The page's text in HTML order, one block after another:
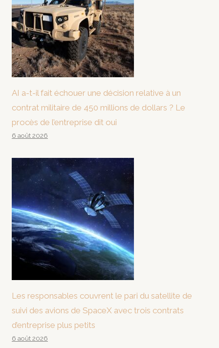
AI a-t-il fait échouer une décision relative à un
contrat militaire de 450 millions de dollars ? Le
procès de l’entreprise dit oui
6 août 2026
Les responsables couvrent le pari du satellite de
suivi des avions de SpaceX avec trois contrats
d’entreprise plus petits
6 août 2026